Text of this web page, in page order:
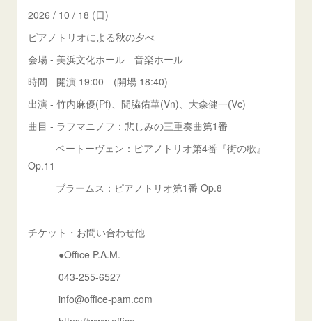
2026 / 10 / 18 (日)
ピアノトリオによる秋の夕べ
会場 - 美浜文化ホール 音楽ホール
時間 - 開演 19:00 (開場 18:40)
出演 - 竹内麻優(Pf)、間脇佑華(Vn)、大森健一(Vc)
曲目 - ラフマニノフ：悲しみの三重奏曲第1番
ベートーヴェン：ピアノトリオ第4番『街の歌』
Op.11
ブラームス：ピアノトリオ第1番 Op.8
チケット・お問い合わせ他
●Office P.A.M.
043-255-6527
info@office-pam.com